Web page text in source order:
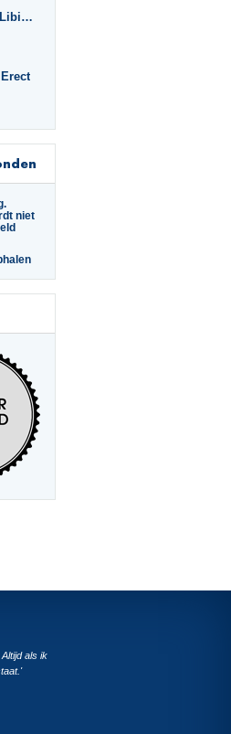
4. Crystal Libido Jelly
niet
als ik